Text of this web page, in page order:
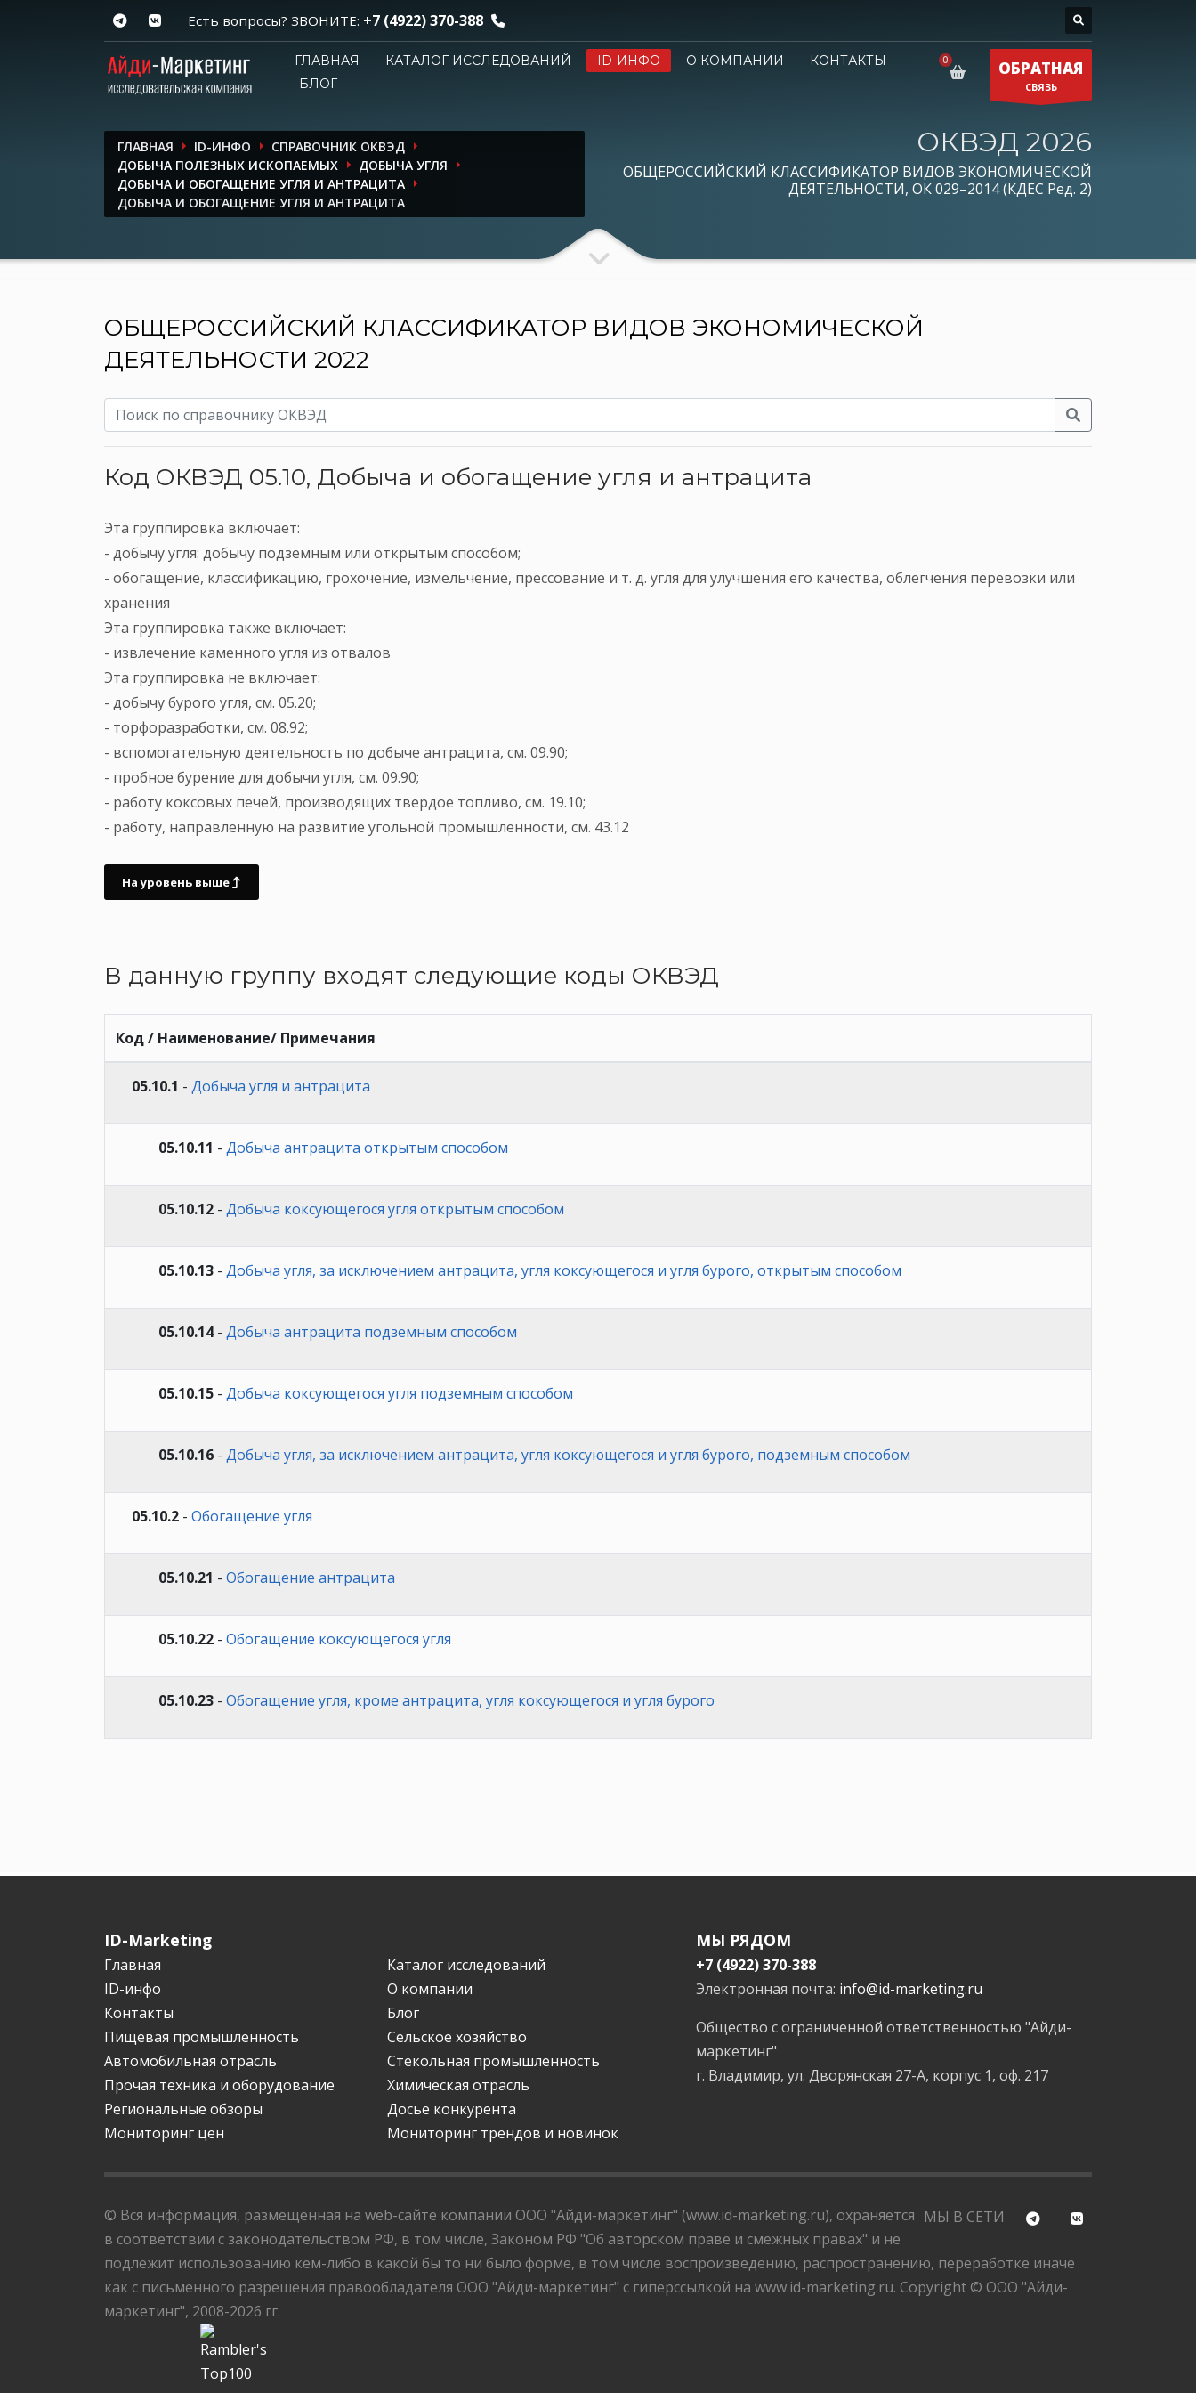
Есть вопросы? ЗВОНИТЕ: +7 (4922) 370-388
ГЛАВНАЯ КАТАЛОГ ИССЛЕДОВАНИЙ ID-ИНФО О КОМПАНИИ
КОНТАКТЫ
БЛОГ
ОБРАТНАЯ
СВЯЗЬ
ГЛАВНАЯ ID-ИНФО
СПРАВОЧНИК ОКВЭД
ДОБЫЧА ПОЛЕЗНЫХ ИСКОПАЕМЫХ
ДОБЫЧА УГЛЯ
ДОБЫЧА И ОБОГАЩЕНИЕ УГЛЯ И АНТРАЦИТА
ДОБЫЧА И ОБОГАЩЕНИЕ УГЛЯ И АНТРАЦИТА
ОКВЭД 2026
ОБЩЕРОССИЙСКИЙ КЛАССИФИКАТОР ВИДОВ ЭКОНОМИЧЕСКОЙ
ДЕЯТЕЛЬНОСТИ, ОК 029–2014 (КДЕС Ред. 2)
ОБЩЕРОССИЙСКИЙ КЛАССИФИКАТОР ВИДОВ ЭКОНОМИЧЕСКОЙ
ДЕЯТЕЛЬНОСТИ 2022
Код ОКВЭД 05.10, Добыча и обогащение угля и антрацита
Эта группировка включает:
- добычу угля: добычу подземным или открытым способом;
- обогащение, классификацию, грохочение, измельчение, прессование и т. д. угля для улучшения его качества, облегчения перевозки или
хранения
Эта группировка также включает:
- извлечение каменного угля из отвалов
Эта группировка не включает:
- добычу бурого угля, см. 05.20;
- торфоразработки, см. 08.92;
- вспомогательную деятельность по добыче антрацита, см. 09.90;
- пробное бурение для добычи угля, см. 09.90;
- работу коксовых печей, производящих твердое топливо, см. 19.10;
- работу, направленную на развитие угольной промышленности, см. 43.12
На уровень выше
В данную группу входят следующие коды ОКВЭД
Код / Наименование/ Примечания
05.10.1 - Добыча угля и антрацита
05.10.11 - Добыча антрацита открытым способом
05.10.12 - Добыча коксующегося угля открытым способом
05.10.13 - Добыча угля, за исключением антрацита, угля коксующегося и угля бурого, открытым способом
05.10.14- Добыча антрацита подземным способом
05.10.15 - Добыча коксующегося угля подземным способом
05.10.16 - Добыча угля, за исключением антрацита, угля коксующегося и угля бурого, подземным способом
05.10.2 - Обогащение угля
05.10.21 - Обогащение антрацита
05.10.22 - Обогащение коксующегося угля
05.10.23 - Обогащение угля, кроме антрацита, угля коксующегося и угля бурого
ID-Marketing
Главная
Каталог исследований
ID-инфо
О компании
Контакты
Блог
Пищевая промышленность
Сельское хозяйство
Автомобильная отрасль
Стекольная промышленность
Прочая техника и оборудование
Химическая отрасль
Региональные обзоры
Досье конкурента
Мониторинг цен
Мониторинг трендов и новинок
МЫ РЯДОМ
+7 (4922) 370-388
Электронная почта: info@id-marketing.ru
Общество с ограниченной ответственностью "Айди-
маркетинг"
г. Владимир, ул. Дворянская 27-А, корпус 1, оф. 217
МЫ В СЕТИ
© Вся информация, размещенная на web-сайте компании ООО "Айди-маркетинг" (www.id-marketing.ru), охраняется
в соответствии с законодательством РФ, в том числе, Законом РФ "Об авторском праве и смежных правах" и не
подлежит использованию кем-либо в какой бы то ни было форме, в том числе воспроизведению, распространению, переработке иначе
как с письменного разрешения правообладателя ООО "Айди-маркетинг" с гиперссылкой на www.id-marketing.ru. Copyright © ООО "Айди-
маркетинг", 2008-2026 гг.